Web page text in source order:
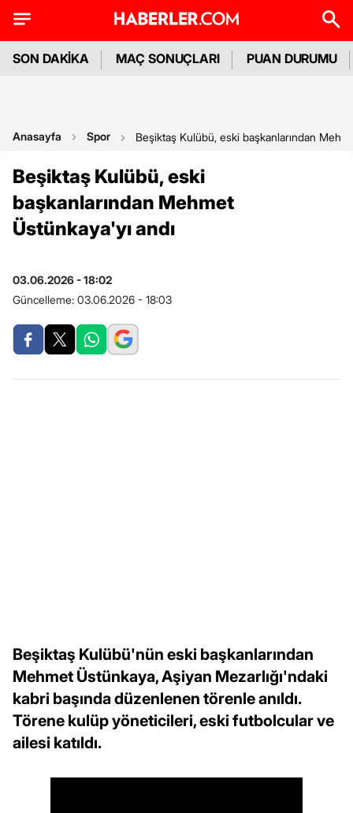
SON DAKİKA MAÇ SONUÇLARI PUAN DURUMU
Anasayfa Spor Beşiktaş Kulübü, eski başkanlarından
Beşiktaş Kulübü, eski
başkanlarından Mehmet
Üstünkaya'yı andı
03.06.2026 - 18:02
Güncelleme: 03.06.2026 - 18:03
Beşiktaş Kulübü'nün eski başkanlarından
Mehmet Üstünkaya, Aşiyan Mezarlığı'ndaki
kabri başında düzenlenen törenle anıldı.
Törene kulüp yöneticileri, eski futbolcular ve
ailesi katıldı.